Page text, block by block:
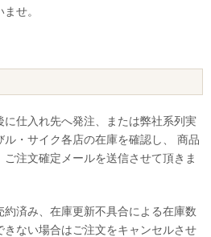
せ。
仕入れ先へ発注、または弊社系列実
・サイク各店の在庫を確認し、 商品
注文確定メールを送信させて頂きま
済み、在庫更新不具合による在庫数
ない場合はご注文をキャンセルさせ